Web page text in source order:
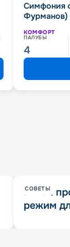
Симфония
Фурманов)
КОМФОРТ
ПАЛУБЫ
4
СОВЕТЫ
Китай
режим